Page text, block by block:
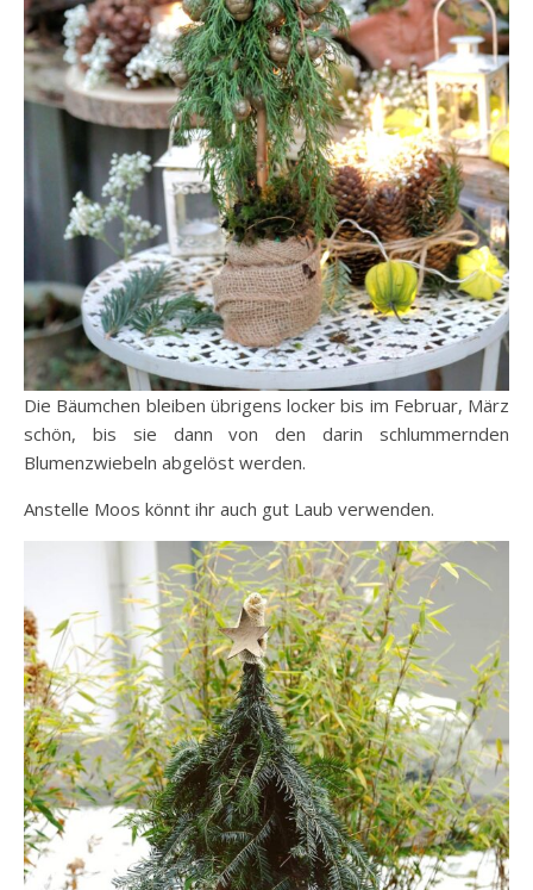
Die Bäumchen bleiben übrigens locker bis im Februar, März
schön, bis sie dann von den darin schlummernden
Blumenzwiebeln abgelöst werden.
Anstelle Moos könnt ihr auch gut Laub verwenden.